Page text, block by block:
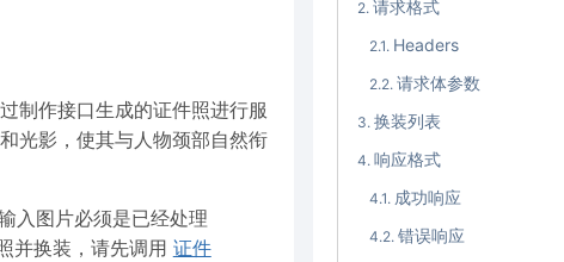
制作接口生成的证件照进行服
光影，使其与人物颈部自然衔
入图片必须是已经处理
并换装，请先调用 证件
请求格式
Headers
请求体参数
换装列表
响应格式
成功响应
错误响应